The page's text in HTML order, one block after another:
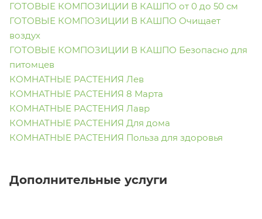
ГОТОВЫЕ КОМПОЗИЦИИ В КАШПО от 0 до 50 см
ГОТОВЫЕ КОМПОЗИЦИИ В КАШПО Очищает
воздух
ГОТОВЫЕ КОМПОЗИЦИИ В КАШПО Безопасно для
питомцев
КОМНАТНЫЕ РАСТЕНИЯ Лев
КОМНАТНЫЕ РАСТЕНИЯ 8 Марта
КОМНАТНЫЕ РАСТЕНИЯ Лавр
КОМНАТНЫЕ РАСТЕНИЯ Для дома
КОМНАТНЫЕ РАСТЕНИЯ Польза для здоровья
Дополнительные услуги